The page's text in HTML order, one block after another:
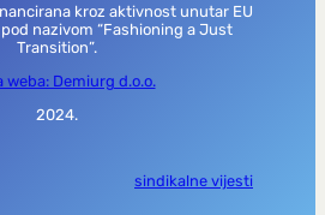
kroz aktivnost unutar EU
nazivom “Fashioning a Just
Transition”.
weba: Demiurg d.o.o.
2024.
sindikalne vijesti